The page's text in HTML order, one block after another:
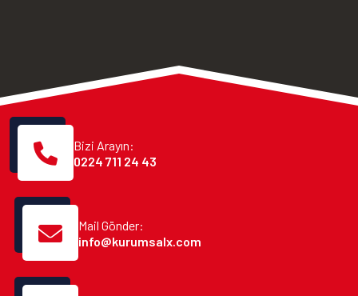
Bizi Arayın:
0224 711 24 43
Mail Gönder:
info@kurumsalx.com